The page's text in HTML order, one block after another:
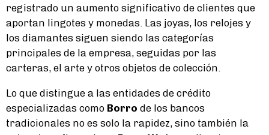
registrado un aumento significativo de clientes que
aportan lingotes y monedas. Las joyas, los relojes y
los diamantes siguen siendo las categorías
principales de la empresa, seguidas por las
carteras, el arte y otros objetos de colección.
Lo que distingue a las entidades de crédito
especializadas como Borro de los bancos
tradicionales no es solo la rapidez, sino también la